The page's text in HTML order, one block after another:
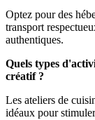
Optez pour des
transport
authentiques.
Quels types
créatif ?
Les ateliers de
idéaux pour